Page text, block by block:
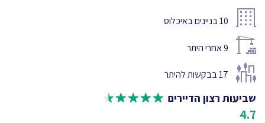
10בניינים באיכלוס
9אחרי היתר
17בבקשות להיתר
שביעות רצון הדיירים
4.7